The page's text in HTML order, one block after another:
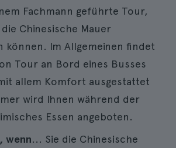
Fachmann geführte Tour,
Chinesische Mauer
können. Im Allgemeinen findet
Tour an Bord eines Busses
allem Komfort ausgestattet
wird Ihnen während der
Essen angeboten.
wenn... Sie die Chinesische